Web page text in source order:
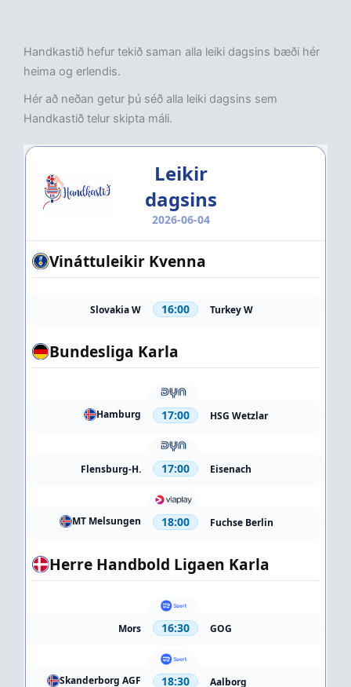
Handkastið hefur tekið saman alla leiki dagsins bæði hér
heima og erlendis.
Hér að neðan getur þú séð alla leiki dagsins sem
Handkastið telur skipta máli.